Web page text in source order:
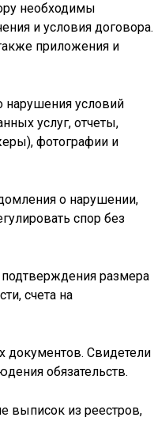
необходимы
и условия договора.
приложения и
нарушения условий
услуг, отчеты,
фотографии и
о нарушении,
спор без
размера
счета на
документов. Свидетели
обязательств.
выписок из реестров,